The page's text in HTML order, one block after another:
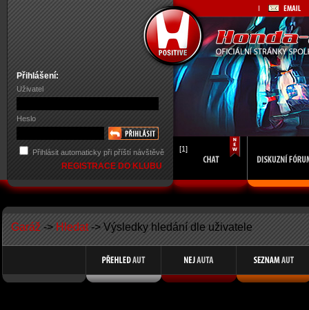
Přihlášení:
Uživatel
Heslo
Přihlásit automaticky při příští návštěvě
REGISTRACE DO KLUBU
[1]
Garáž -> Hledat-> Výsledky hledání dle uživatele